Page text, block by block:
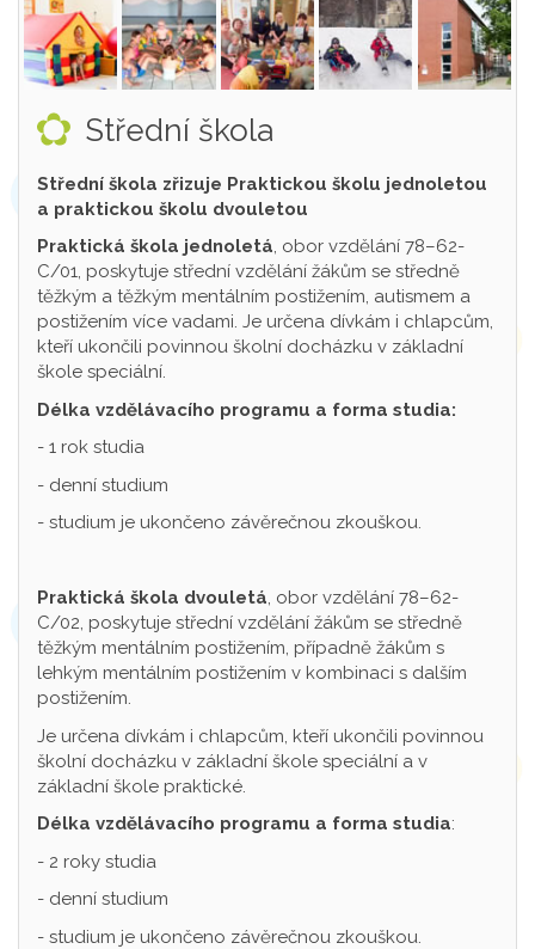
Střední škola
Střední škola zřizuje Praktickou školu jednoletou
a praktickou školu dvouletou
Praktická škola jednoletá, obor vzdělání 78–62-
C/01, poskytuje střední vzdělání žákům se středně
těžkým a těžkým mentálním postižením, autismem a
postižením více vadami. Je určena dívkám i chlapcům,
kteří ukončili povinnou školní docházku v základní
škole speciální.
Délka vzdělávacího programu a forma studia:
- 1 rok studia
- denní studium
- studium je ukončeno závěrečnou zkouškou.
Praktická škola dvouletá, obor vzdělání 78–62-
C/02, poskytuje střední vzdělání žákům se středně
těžkým mentálním postižením, případně žákům s
lehkým mentálním postižením v kombinaci s dalším
postižením.
Je určena dívkám i chlapcům, kteří ukončili povinnou
školní docházku v základní škole speciální a v
základní škole praktické.
Délka vzdělávacího programu a forma studia:
- 2 roky studia
- denní studium
- studium je ukončeno závěrečnou zkouškou.